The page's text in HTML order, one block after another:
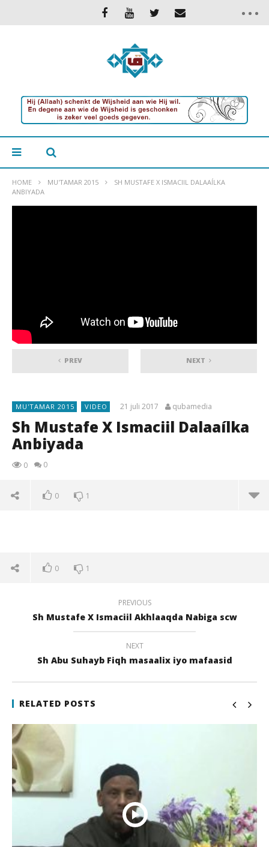
HOME MU'TAMAR 2015
SH MUSTAFE X ISMACIIL DALAAÍLKA
ANBIYADA
PREV NEXT
MU'TAMAR 2015 VIDEO 21 juli 2017 qubamedia
Sh Mustafe X Ismaciil Dalaaílka
Anbiyada
0 0
0 1
Sh Mustafe X Ismaciil Dalaaílka Anbiyada
juli
qubamedia
juli
0 1
PREVIOUS
Sh Mustafe X Ismaciil Akhlaaqda Nabiga scw
NEXT
Sh Abu Suhayb Fiqh masaalix iyo mafaasid
RELATED POSTS